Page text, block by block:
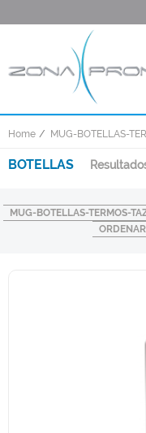
Home MUG-BOTELLAS-
BOTELLAS
MUG-BOTELLAS-TERMOS-